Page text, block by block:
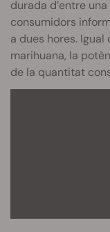
durada d’entre
consumidors
a dues hores.
marihuana, la
de la quantitat